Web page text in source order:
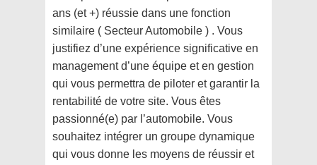
ans (et +) réussie dans une fonction
similaire ( Secteur Automobile ) . Vous
justifiez d’une expérience significative en
management d’une équipe et en gestion
qui vous permettra de piloter et garantir la
rentabilité de votre site. Vous êtes
passionné(e) par l’automobile. Vous
souhaitez intégrer un groupe dynamique
qui vous donne les moyens de réussir et